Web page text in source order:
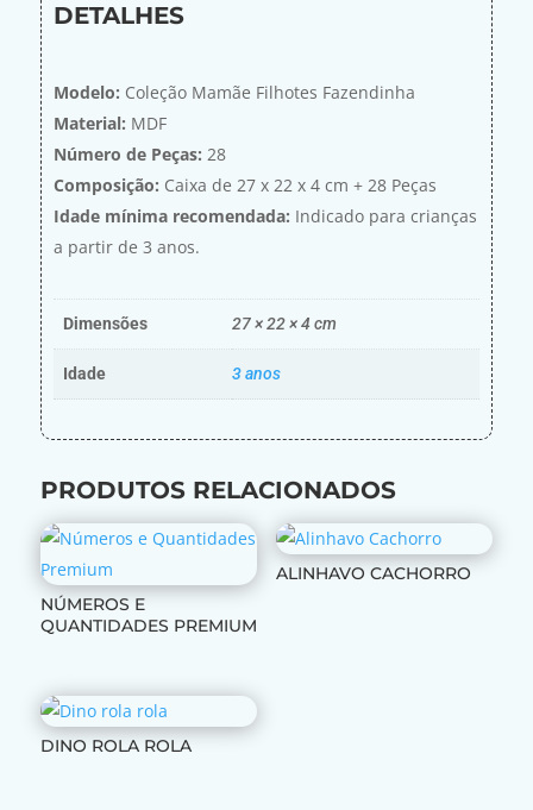
DETALHES
Modelo: Coleção Mamãe Filhotes Fazendinha
Material: MDF
Número de Peças: 28
Composição: Caixa de 27 x 22 x 4 cm + 28 Peças
Idade mínima recomendada: Indicado para crianças
a partir de 3 anos.
Dimensões 27 × 22 × 4 cm
Idade 3 anos
PRODUTOS RELACIONADOS
NÚMEROS E
QUANTIDADES PREMIUM
ALINHAVO CACHORRO
DINO ROLA ROLA